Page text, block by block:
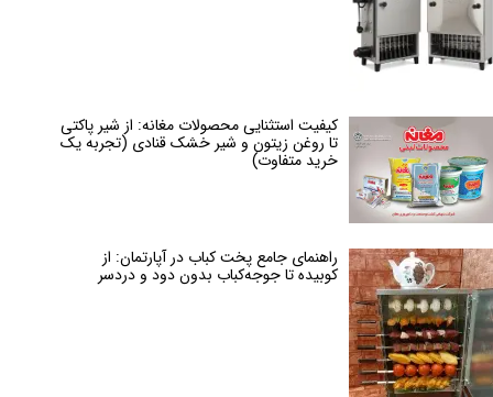
کیفیت استثنایی محصولات مغانه: از شیر پاکتی
تا روغن زیتون و شیر خشک قنادی (تجربه یک
خرید متفاوت)
راهنمای جامع پخت کباب در آپارتمان: از
کوبیده تا جوجه‌کباب بدون دود و دردسر